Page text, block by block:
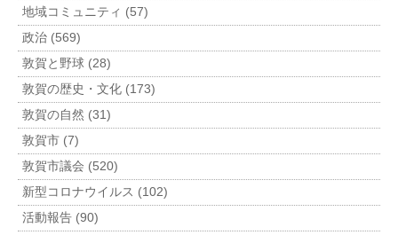
地域コミュニティ (57)
政治 (569)
敦賀と野球 (28)
敦賀の歴史・文化 (173)
敦賀の自然 (31)
敦賀市 (7)
敦賀市議会 (520)
新型コロナウイルス (102)
活動報告 (90)